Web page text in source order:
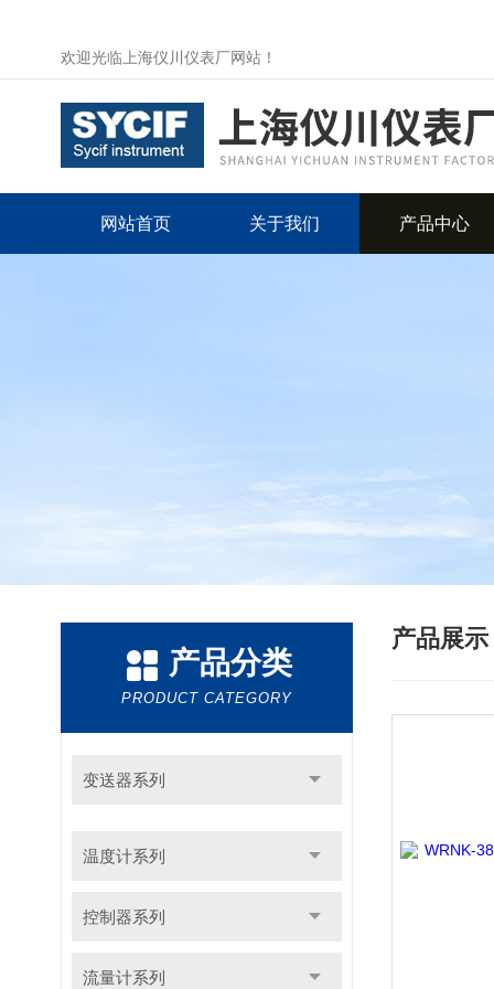
欢迎光临上海仪川仪表厂网站！
网站首页 关于我们 产品中心
产品分类
PRODUCT CATEGORY
变送器系列
温度计系列
控制器系列
流量计系列
产品展示